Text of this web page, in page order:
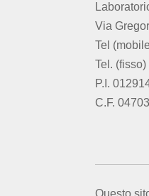
Via
Tel
Tel. (fisso)
P.I.
C.F.
Questo